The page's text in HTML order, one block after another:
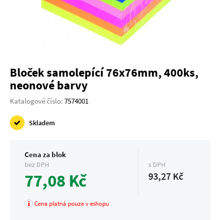
Bloček samolepící 76x76mm, 400ks,
neonové barvy
Katalogové číslo: 7574001
Skladem
Cena za blok
bez DPH
77,08 Kč
s DPH
93,27 Kč
Cena platná pouze v eshopu